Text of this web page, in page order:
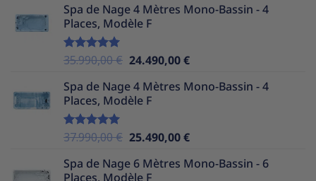
Spa de Nage 4 Mètres Mono-Bassin - 4
Places, Modèle F
Note5.00
35.990,00€ Le
initial
était :
24.490,00€Le
actuel
Spa de Nage 4 Mètres Mono-Bassin - 4
Places, Modèle F
Note5.00
37.990,00€ Le
initial
25.490,00€Le
actuel
Spa de Nage 6 Mètres Mono-Bassin - 6
Places, Modèle F